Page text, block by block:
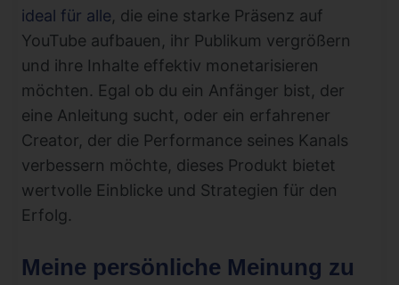
ideal für alle, die eine starke Präsenz auf
YouTube aufbauen, ihr Publikum vergrößern
und ihre Inhalte effektiv monetarisieren
möchten. Egal ob du ein Anfänger bist, der
eine Anleitung sucht, oder ein erfahrener
Creator, der die Performance seines Kanals
verbessern möchte, dieses Produkt bietet
wertvolle Einblicke und Strategien für den
Erfolg.
Meine persönliche Meinung zu